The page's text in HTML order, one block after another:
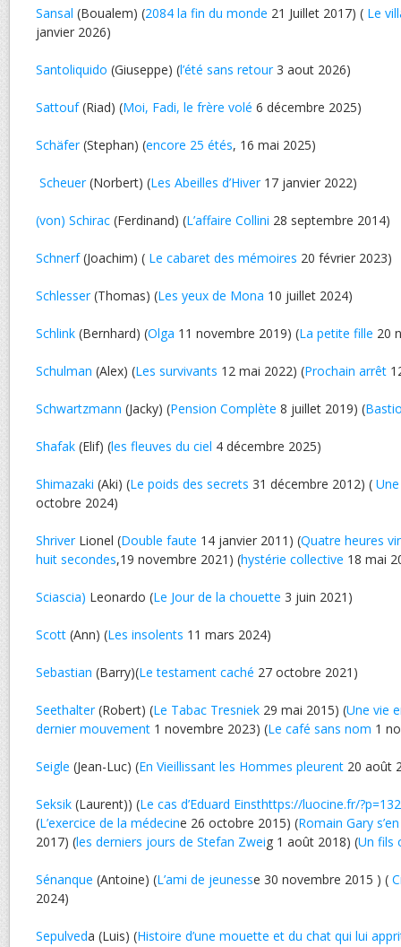
Sansal (Boualem) (2084 la fin du monde 21 Juillet 2017) ( Le
janvier 2026)
Santoliquido (Giuseppe) (l’été sans retour3 aout 2026)
Sattouf(Riad) (Moi, Fadi, le frère volé 6 décembre 2025)
Schäfer(Stephan) (encore 25 étés, 16 mai 2025)
Scheuer(Norbert) (Les Abeilles d’Hiver17 janvier 2022)
(von) Schirac (Ferdinand) (L’affaire Collini 28 septembre 2014)
Schnerf(Joachim) ( Le cabaret des mémoires 20 février 2023)
Schlesser(Thomas) (Les yeux de Mona 10 juillet 2024)
Schlink (Bernhard) (Olga 11 novembre 2019) (La petite fille 20
Schulman (Alex) (Les survivants 12 mai 2022) (Prochain arrêt
Schwartzmann (Jacky) (Pension Complète 8 juillet 2019) (
Shafak (Elif) (les fleuves du ciel 4 décembre 2025)
Shimazaki (Aki) (Le poids des secrets 31 décembre 2012) (
octobre 2024)
ShriverLionel (Double faute 14 janvier 2011) (Quatre heures
huit secondes,19 novembre 2021) (hystérie collective 18 mai
Sciascia) Leonardo (Le Jour de la chouette 3 juin 2021)
Scott (Ann) (Les insolents 11 mars 2024)
Sebastian (Barry)(Le testament caché 27 octobre 2021)
Seethalter(Robert) (Le Tabac Tresniek 29 mai 2015) (Une vie
dernier mouvement 1 novembre 2023) (Le café sans nom 1
Seigle (Jean-Luc) (En Vieillissant les Hommes pleurent 20 août
Seksik (Laurent)) (Le cas d’Eduard Einsthttps://luocine.fr/
(L’exercice de la médecine 26 octobre 2015) (Romain Gary
2017) (les derniers jours de Stefan Zweig 1 août 2018) (Un fils
Sénanque (Antoine) (L’ami de jeunesse 30 novembre 2015 ) (
2024)
Sepulveda (Luis) (Histoire d’une mouette et du chat qui lui